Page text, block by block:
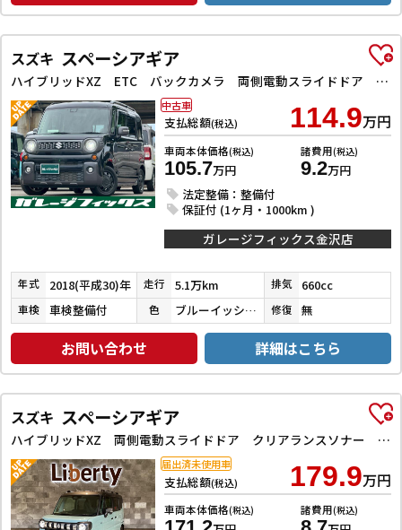
スズキ スペーシアギア
ハイブリッドXZ ETC バックカメラ 両側電動スライドドア クリアランスソナー レーンアシスト 衝突被害軽減システム オートライト LEDヘッドランプ ヘッドライトウォッシャー スマートキー アイドリングストップ
支払総額(税込) 114.9万円
車両本体価格(税込)
105.7万円
諸費用(税込)
9.2万円
法定整備：整備付
保証付 (1ヶ月・1000km )
中古車
ガレージフィックス金沢店
年式 2018(平成30)年 走行 5.1万km 排気 660cc
車検 車検整備付 色 ブルーイッシュブラックパール３ 修復 無
お問い合わせ 詳細はこちら
スズキ スペーシアギア
ハイブリッドXZ 両側電動スライドドア クリアランスソナー オートクルーズコントロール レーンアシスト オートライト スマートキー アイドリングストップ 電動格納ミラー シートヒーター ベンチシート CVT ESC
支払総額(税込) 179.9万円
車両本体価格(税込) 諸費用(税込)
届出済未使用車